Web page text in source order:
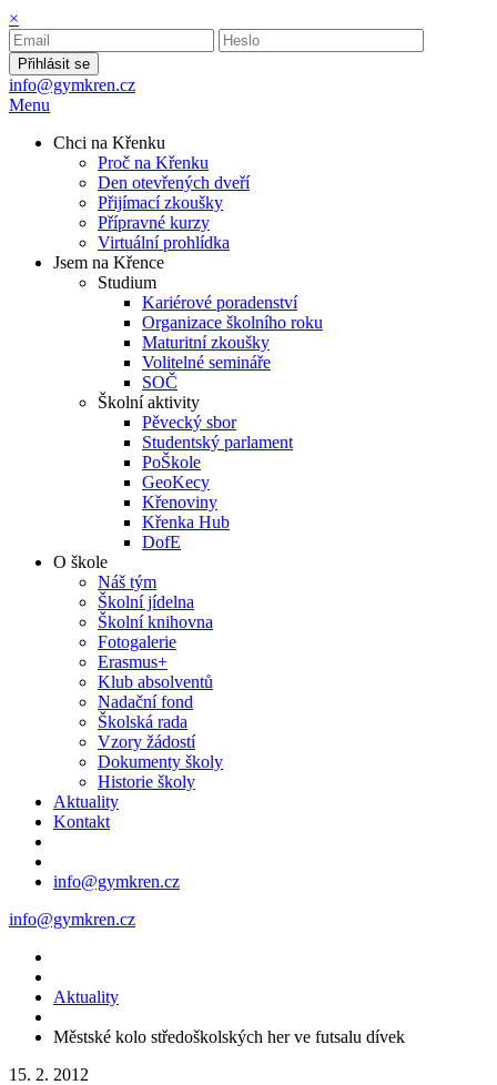
×
Přihlásit se
info@gymkren.cz
Menu
Chci na Křenku
Proč na Křenku
Den otevřených dveří
Přijímací zkoušky
Přípravné kurzy
Virtuální prohlídka
Jsem na Křence
Studium
Kariérové poradenství
Organizace školního roku
Maturitní zkoušky
Volitelné semináře
SOČ
Školní aktivity
Pěvecký sbor
Studentský parlament
PoŠkole
GeoKecy
Křenoviny
Křenka Hub
DofE
O škole
Náš tým
Školní jídelna
Školní knihovna
Fotogalerie
Erasmus+
Klub absolventů
Nadační fond
Školská rada
Vzory žádostí
Dokumenty školy
Historie školy
Aktuality
Kontakt
info@gymkren.cz
info@gymkren.cz
Aktuality
Městské kolo středoškolských her ve futsalu dívek
15. 2. 2012